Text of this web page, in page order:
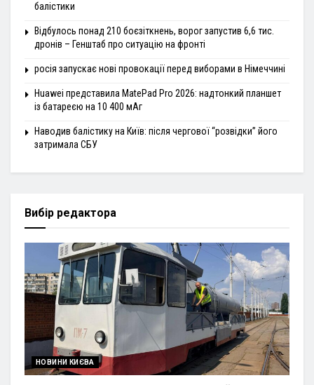
балістики
Відбулось понад 210 боєзіткнень, ворог запустив 6,6 тис.
дронів – Генштаб про ситуацію на фронті
росія запускає нові провокації перед виборами в Німеччині
Huawei представила MatePad Pro 2026: надтонкий планшет
із батареєю на 10 400 мАг
Наводив балістику на Київ: після чергової “розвідки” його
затримала СБУ
Вибір редактора
НОВИНИ КИЄВА